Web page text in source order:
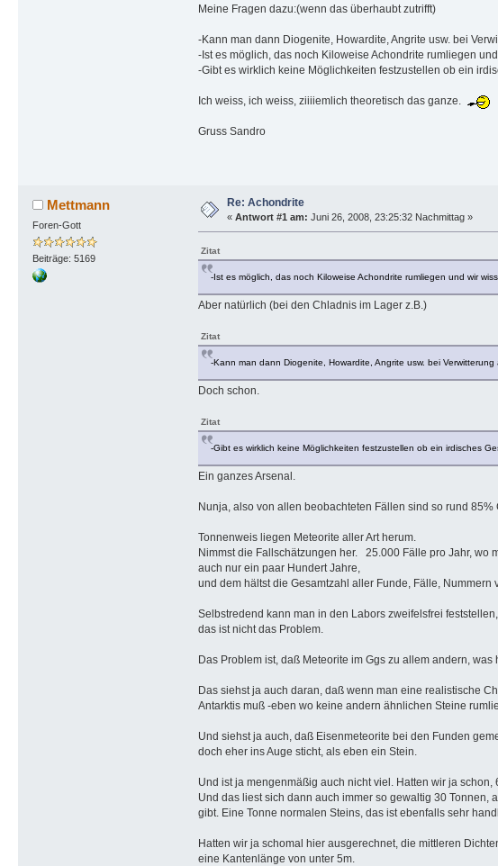
Meine Fragen dazu:(wenn das überhaubt zutrifft)
-Kann man dann Diogenite, Howardite, Angrite usw. bei
-Ist es möglich, das noch Kiloweise Achondrite rumliegen
-Gibt es wirklich keine Möglichkeiten festzustellen ob ein
Ich weiss, ich weiss, ziiiiemlich theoretisch das ganze.
Gruss Sandro
Mettmann
Foren-Gott
Beiträge: 5169
Re: Achondrite
« Antwort #1 am: Juni 26, 2008, 23:25:32 Nachmittag »
Zitat
-Ist es möglich, das noch Kiloweise Achondrite rumliegen und wir
Aber natürlich (bei den Chladnis im Lager z.B.)
Zitat
-Kann man dann Diogenite, Howardite, Angrite usw. bei
Doch schon.
Zitat
-Gibt es wirklich keine Möglichkeiten festzustellen ob ein irdisches
Ein ganzes Arsenal.
Nunja, also von allen beobachteten Fällen sind so rund 85%
Tonnenweis liegen Meteorite aller Art herum.
Nimmst die Fallschätzungen her. 25.000 Fälle pro Jahr, wo
auch nur ein paar Hundert Jahre,
und dem hältst die Gesamtzahl aller Funde, Fälle,
Selbstredend kann man in den Labors zweifelsfrei
das ist nicht das Problem.
Das Problem ist, daß Meteorite im Ggs zu allem andern,
Das siehst ja auch daran, daß wenn man eine realistische
Antarktis muß -eben wo keine andern ähnlichen Steine
Und siehst ja auch, daß Eisenmeteorite bei den Funden
doch eher ins Auge sticht, als eben ein Stein.
Und ist ja mengenmäßig auch nicht viel. Hatten wir ja
Und das liest sich dann auch immer so gewaltig 30
gibt. Eine Tonne normalen Steins, das ist ebenfalls sehr
Hatten wir ja schomal hier ausgerechnet, die mittleren
eine Kantenlänge von unter 5m.